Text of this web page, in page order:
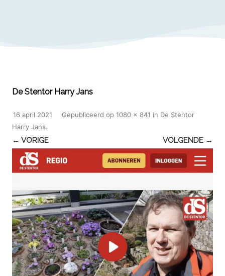
De Stentor Harry Jans
Gepubliceerd
16 april 2021 op 1080 × 841 in De Stentor
Harry Jans.
← VORIGE VOLGENDE →